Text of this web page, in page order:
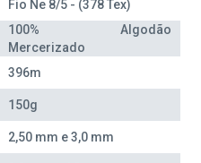
Cor 2012 Azul Candy
Disponível:
0 Itens
Fio Ne 8/5 - (378 Tex)
100% Algodão
Mercerizado
396m
150g
2,50 mm e 3,0 mm